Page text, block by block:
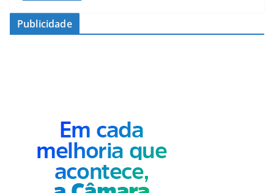
Publicidade